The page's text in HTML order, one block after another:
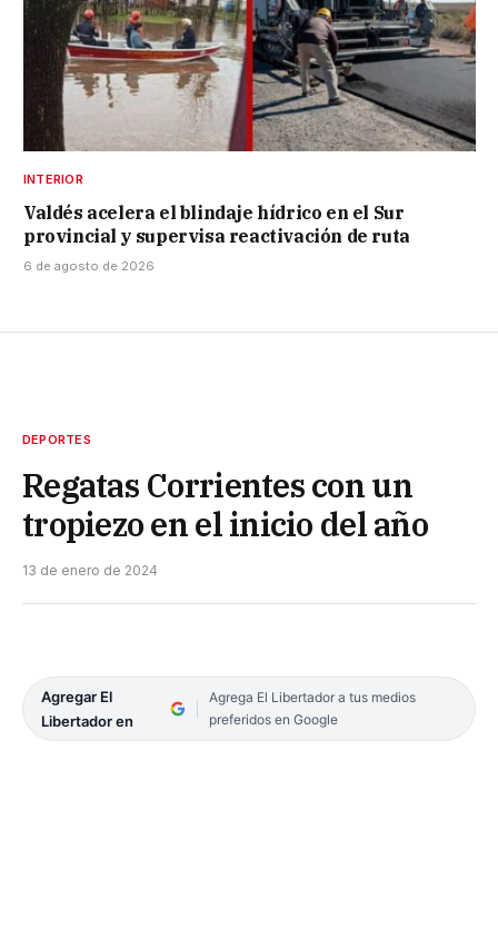
INTERIOR
Valdés acelera el blindaje hídrico en el Sur
provincial y supervisa reactivación de ruta
6 de agosto de 2026
DEPORTES
Regatas Corrientes con un
tropiezo en el inicio del año
13 de enero de 2024
Agregar El
Libertador en
Agrega El Libertador a tus medios
preferidos en Google